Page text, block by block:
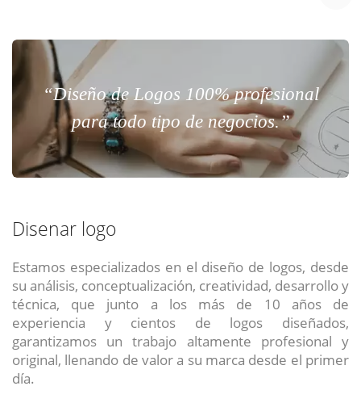
“Diseño de Logos 100% profesional
para todo tipo de negocios.”
Disenar logo
Estamos especializados en el diseño de logos, desde
su análisis, conceptualización, creatividad, desarrollo y
técnica, que junto a los más de 10 años de
experiencia y cientos de logos diseñados,
garantizamos un trabajo altamente profesional y
original, llenando de valor a su marca desde el primer
día.